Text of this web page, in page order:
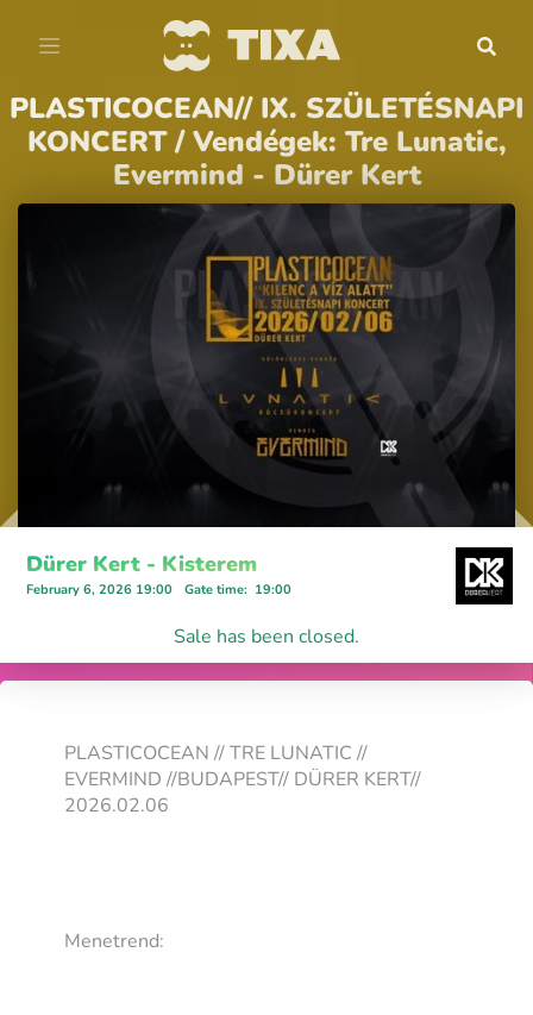
PLASTICOCEAN// IX. SZÜLETÉSNAPI
KONCERT / Vendégek: Tre Lunatic,
Evermind - Dürer Kert
Dürer Kert - Kisterem
February 6, 2026 19:00 Gate time: 19:00
Sale has been closed.
PLASTICOCEAN // TRE LUNATIC //
EVERMIND //BUDAPEST// DÜRER KERT//
2026.02.06
Menetrend: